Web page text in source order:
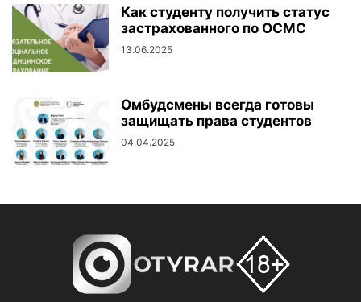
Как студенту получить статус
застрахованного по ОСМС
13.06.2025
Омбудсмены всегда готовы
защищать права студентов
04.04.2025